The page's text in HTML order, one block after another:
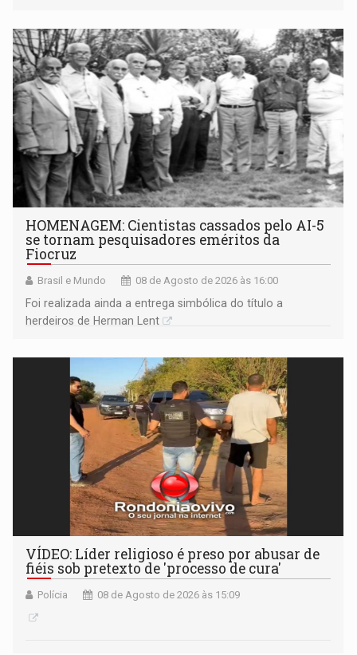
HOMENAGEM: Cientistas cassados pelo AI-5
se tornam pesquisadores eméritos da
Fiocruz
Brasil e Mundo 08 de Agosto de 2026 às 16:00
Foi realizada ainda a entrega simbólica do título a
herdeiros de Herman Lent
VÍDEO: Líder religioso é preso por abusar de
fiéis sob pretexto de 'processo de cura'
Polícia 08 de Agosto de 2026 às 15:09